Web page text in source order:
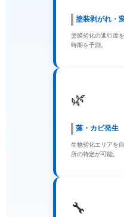
塗装剥がれ・
塗膜劣化の進行度
時期を予測。
🌿
藻・カビ発生
生物劣化エリアを
所の特定が可能。
🔧